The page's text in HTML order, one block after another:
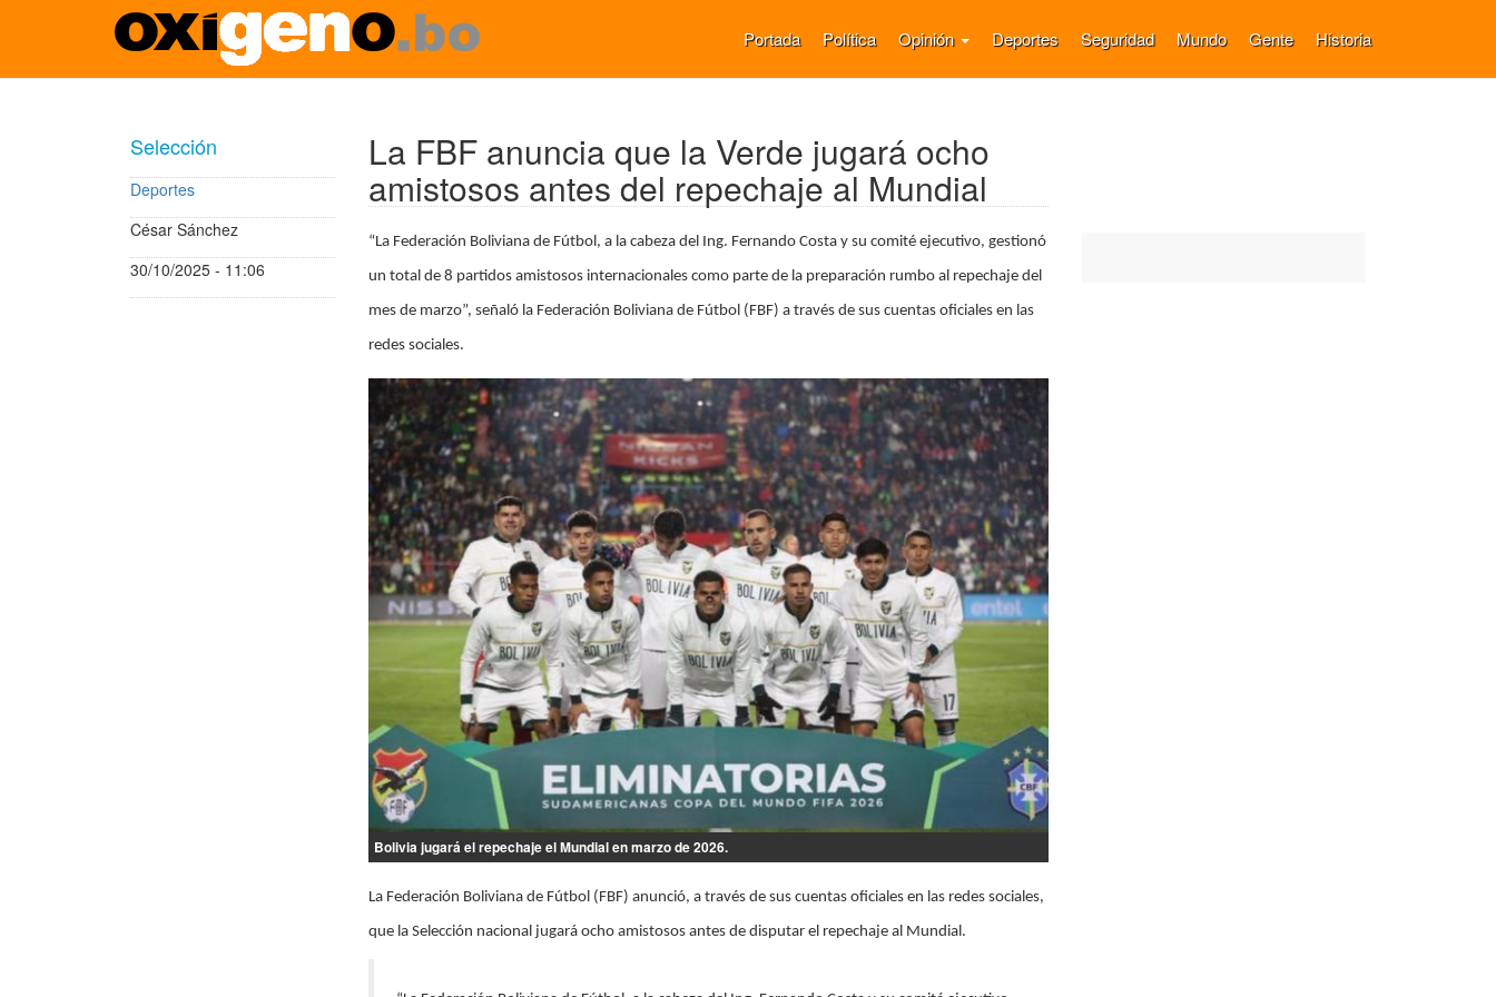
Pasar
Portada Política Opinión Deportes Seguridad Mundo Gente Historia
Selección
Deportes
César Sánchez
30/10/2025 - 11:06
La FBF anuncia que la Verde jugará ocho
amistosos antes del repechaje al Mundial
“La Federación Boliviana de Fútbol, a la cabeza del Ing. Fernando Costa y su comité ejecutivo, gestionó
un total de 8 partidos amistosos internacionales como parte de la preparación rumbo al repechaje del
mes de marzo”, señaló la Federación Boliviana de Fútbol (FBF) a través de sus cuentas oficiales en las
redes sociales.
Bolivia jugará el repechaje el Mundial en marzo de 2026.
La Federación Boliviana de Fútbol (FBF) anunció, a través de sus cuentas oficiales en las redes sociales,
que la Selección nacional jugará ocho amistosos antes de disputar el repechaje al Mundial.